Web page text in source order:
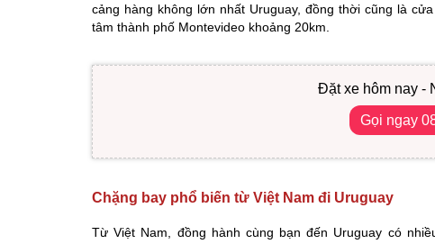
cảng hàng không lớn nhất Uruguay, đồng thời cũng là
tâm thành phố Montevideo khoảng 20km.
Đặt xe hôm nay -
Gọi ngay
Chặng bay phổ biến từ Việt Nam đi Uruguay
Từ Việt Nam, đồng hành cùng bạn đến Uruguay có